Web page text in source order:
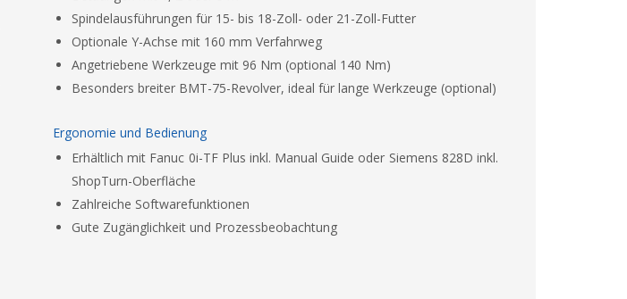
Spindelausführungen für 15- bis 18-Zoll- oder 21-Zoll-Futter
Optionale Y-Achse mit 160 mm Verfahrweg
Angetriebene Werkzeuge mit 96 Nm (optional 140 Nm)
Besonders breiter BMT-75-Revolver, ideal für lange Werkzeuge (optional)
Ergonomie und Bedienung
Erhältlich mit Fanuc 0i-TF Plus inkl. Manual Guide oder Siemens 828D inkl.
ShopTurn-Oberfläche
Zahlreiche Softwarefunktionen
Gute Zugänglichkeit und Prozessbeobachtung